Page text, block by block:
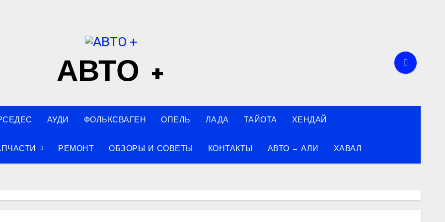
АВТО +
АУДИ ФОЛЬКСВАГЕН ОПЕЛЬ ЛАДА ТАЙОТА ХЕНДАЙ
РЕМОНТ ОБЗОРЫ И СОВЕТЫ КОНТАКТЫ АВТО — АЛИ ХАВАЛ